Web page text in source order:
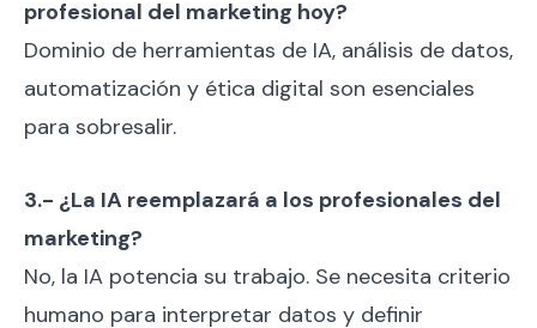
profesional del marketing hoy?
Dominio de herramientas de IA, análisis de datos,
automatización y ética digital son esenciales
para sobresalir.
3.- ¿La IA reemplazará a los profesionales del
marketing?
No, la IA potencia su trabajo. Se necesita criterio
humano para interpretar datos y definir